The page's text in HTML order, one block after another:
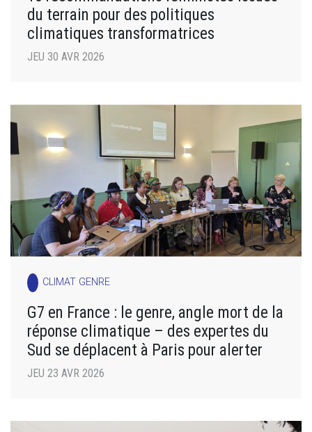
du terrain pour des politiques
climatiques transformatrices
JEU 30 AVR 2026
CLIMAT GENRE
G7 en France : le genre, angle mort de la
réponse climatique – des expertes du
Sud se déplacent à Paris pour alerter
JEU 23 AVR 2026